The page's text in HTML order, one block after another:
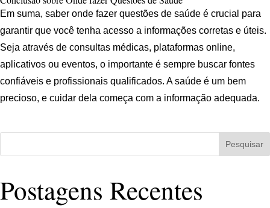
Em suma, saber onde fazer questões de saúde é crucial para
garantir que você tenha acesso a informações corretas e úteis.
Seja através de consultas médicas, plataformas online,
aplicativos ou eventos, o importante é sempre buscar fontes
confiáveis e profissionais qualificados. A saúde é um bem
precioso, e cuidar dela começa com a informação adequada.
Pesquisar
Postagens Recentes